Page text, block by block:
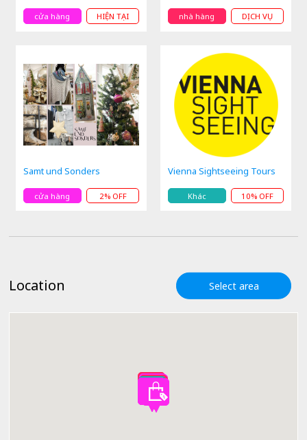
cửa hàng HIỆN TẠI nhà hàng DỊCH VỤ
Samt und Sonders
cửa hàng 2% OFF
Vienna Sightseeing Tours
Khác 10% OFF
Location Select area